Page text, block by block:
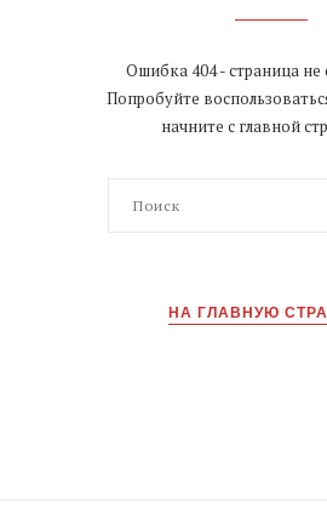
Ошибка 404 - страница не
Попробуйте
начните с главной
НА ГЛАВНУЮ